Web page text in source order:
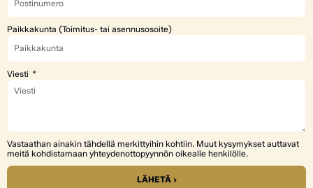
Paikkakunta (Toimitus- tai asennusosoite)
Viesti
Vastaathan ainakin tähdellä merkittyihin kohtiin. Muut kysymykset auttavat
meitä kohdistamaan yhteydenottopyynnön oikealle henkilölle.
LÄHETÄ ›